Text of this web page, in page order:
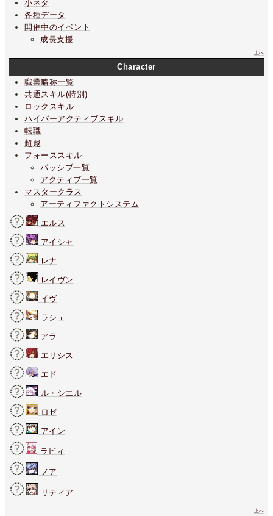
小ネタ
各種データ
開催中のイベント
成長支援
上へ
Character
職業略称一覧
共通スキル(特別)
ロックスキル
ハイパーアクティブスキル
転職
超越
フォーススキル
パッシブ一覧
アクティブ一覧
マスタークラス
アーティファクトシステム
エルス
アイシャ
レナ
レイヴン
イヴ
ラシェ
アラ
エリシス
エド
ル・シエル
ロゼ
アイン
ラビィ
ノア
リティア
上へ